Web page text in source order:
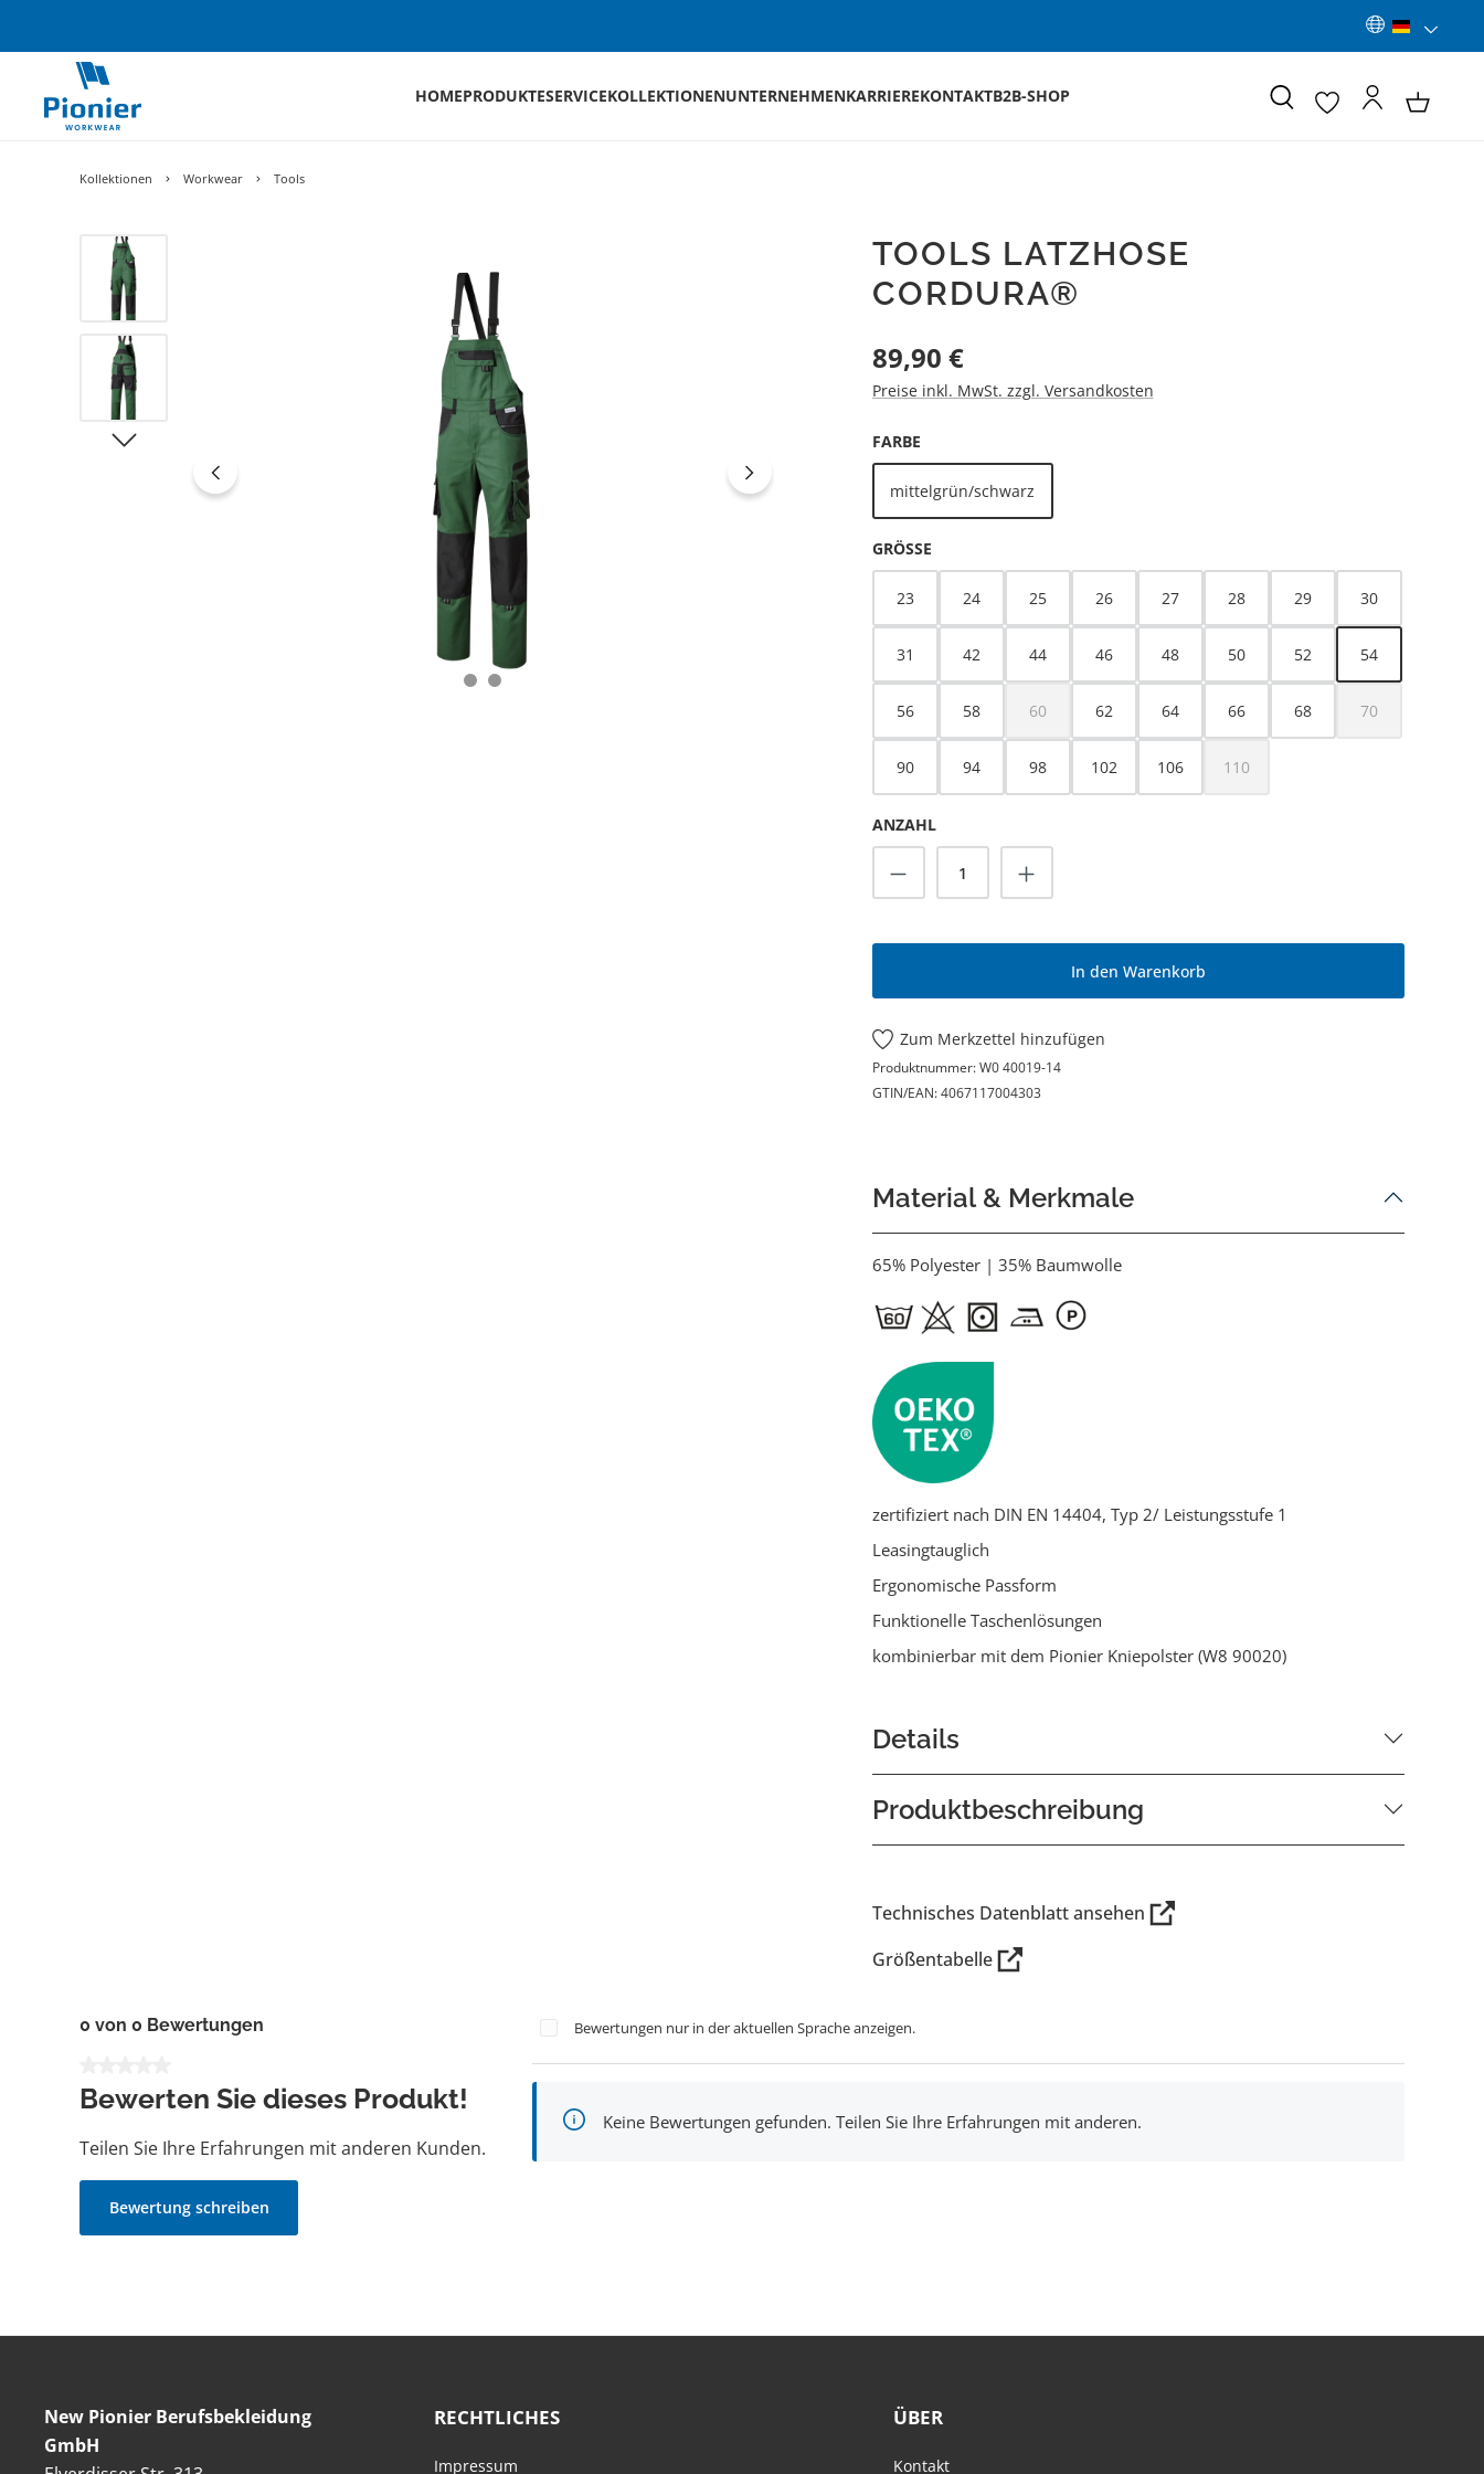
HOMEPRODUKTESERVICEKOLLEKTIONENUNTERNEHMENKARRIEREKONTAKTB2B-SHOP
Kollektionen Workwear Tools
Bildergalerie überspringen
TOOLS LATZHOSE
CORDURA®
Regulärer Preis:
89,90 €
Preise inkl. MwSt. zzgl. Versandkosten
FARBEAUSWÄHLEN
mittelgrün/schwarz
GRÖSSE AUSWÄHLEN
23 24 25 26 27 28 29 30
31 42 44 46 48 50 52 54
56 58 60
(Diese Option ist zurzeit nicht verfügbar.)
62 64 66 68 70
(Diese Option ist
90 94 98 102 106 110
(Diese Option ist zurzeit nicht
ANZAHL
Produkt Anzahl: Gib den gewünschten Wert ein
In den Warenkorb
Zum Merkzettel hinzufügen
Produktnummer:W0 40019-14
GTIN/EAN:4067117004303
Material & Merkmale
65% Polyester | 35% Baumwolle
zertifiziert nach DIN EN 14404, Typ 2/ Leistungsstufe 1
Leasingtauglich
Ergonomische Passform
Funktionelle Taschenlösungen
kombinierbar mit dem Pionier Kniepolster (W8 90020)
Details
Produktbeschreibung
Technisches Datenblatt ansehen
Größentabelle
0 von 0 Bewertungen
Bewerten Sie dieses Produkt!
Teilen Sie Ihre Erfahrungen mit anderen Kunden.
Bewertung schreiben
Bewertungen nur in der aktuellen Sprache anzeigen.
Keine Bewertungen gefunden. Teilen Sie Ihre Erfahrungen mit anderen.
New Pionier Berufsbekleidung
GmbH
RECHTLICHES
Impressum
ÜBER
Kontakt